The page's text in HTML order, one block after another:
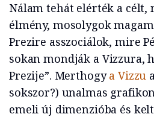
Nálam tehát elérték a célt,
élmény, mosolygok
Prezire asszociálok, mire
sokan mondják a Vizzura,
Prezije”. Merthogya Vizzu
sokszor?) unalmas
emeli új dimenzióba és